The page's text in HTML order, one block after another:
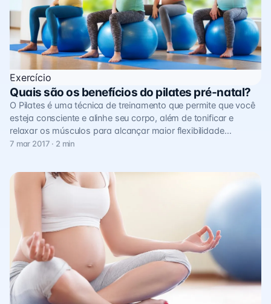
Exercício
Quais são os benefícios do pilates pré-natal?
O Pilates é uma técnica de treinamento que permite que você
esteja consciente e alinhe seu corpo, além de tonificar e
relaxar os músculos para alcançar maior flexibilidade…
7 mar 2017 · 2 min